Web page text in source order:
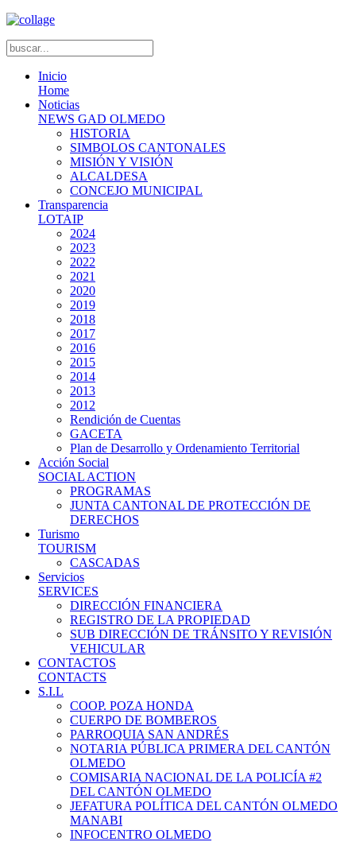
Inicio
Home
Noticias
NEWS GAD OLMEDO
HISTORIA
SIMBOLOS CANTONALES
MISIÓN Y VISIÓN
ALCALDESA
CONCEJO MUNICIPAL
Transparencia
LOTAIP
2024
2023
2022
2021
2020
2019
2018
2017
2016
2015
2014
2013
2012
Rendición de Cuentas
GACETA
Plan de Desarrollo y Ordenamiento Territorial
Acción Social
SOCIAL ACTION
PROGRAMAS
JUNTA CANTONAL DE PROTECCIÓN DE
DERECHOS
Turismo
TOURISM
CASCADAS
Servicios
SERVICES
DIRECCIÓN FINANCIERA
REGISTRO DE LA PROPIEDAD
SUB DIRECCIÓN DE TRÁNSITO Y REVISIÓN
VEHICULAR
CONTACTOS
CONTACTS
S.I.L
COOP. POZA HONDA
CUERPO DE BOMBEROS
PARROQUIA SAN ANDRÉS
NOTARIA PÚBLICA PRIMERA DEL CANTÓN
OLMEDO
COMISARIA NACIONAL DE LA POLICÍA #2
DEL CANTÓN OLMEDO
JEFATURA POLÍTICA DEL CANTÓN OLMEDO
MANABI
INFOCENTRO OLMEDO